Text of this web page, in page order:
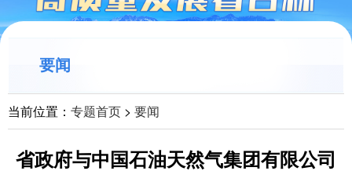
要闻
当前位置： 专题首页 > 要闻
省政府与中国石油天然气集团有限公司